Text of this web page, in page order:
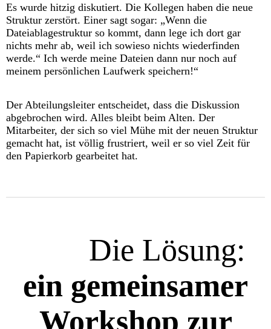
Es wurde hitzig diskutiert. Die Kollegen haben die neue
Struktur zerstört. Einer sagt sogar: „Wenn die
Dateiablagestruktur so kommt, dann lege ich dort gar
nichts mehr ab, weil ich sowieso nichts wiederfinden
werde.“ Ich werde meine Dateien dann nur noch auf
meinem persönlichen Laufwerk speichern!“
Der Abteilungsleiter entscheidet, dass die Diskussion
abgebrochen wird. Alles bleibt beim Alten. Der
Mitarbeiter, der sich so viel Mühe mit der neuen Struktur
gemacht hat, ist völlig frustriert, weil er so viel Zeit für
den Papierkorb gearbeitet hat.
Die Lösung:
ein gemeinsamer
Workshop zur